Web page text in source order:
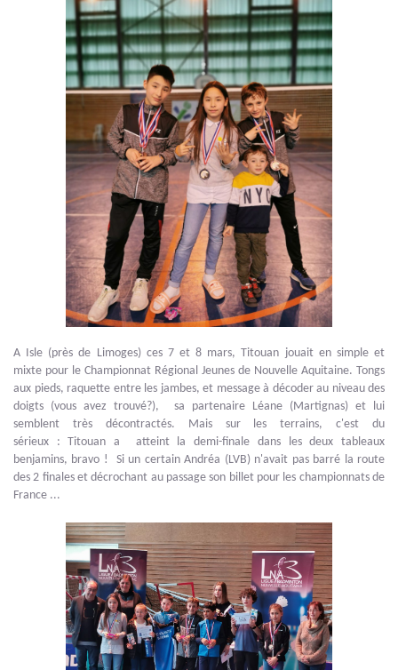
A Isle (près de Limoges) ces 7 et 8 mars, Titouan jouait en simple et
mixte pour le Championnat Régional Jeunes de Nouvelle Aquitaine. Tongs
aux pieds, raquette entre les jambes, et message à décoder au niveau des
doigts (vous avez trouvé?), sa partenaire Léane (Martignas) et lui
semblent très décontractés. Mais sur les terrains, c'est du
sérieux : Titouan a atteint la demi-finale dans les deux tableaux
benjamins, bravo ! Si un certain Andréa (LVB) n'avait pas barré la route
des 2 finales et décrochant au passage son billet pour les championnats de
France ...